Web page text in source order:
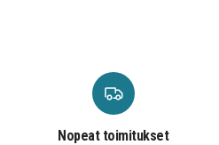
Nopeat toimitukset